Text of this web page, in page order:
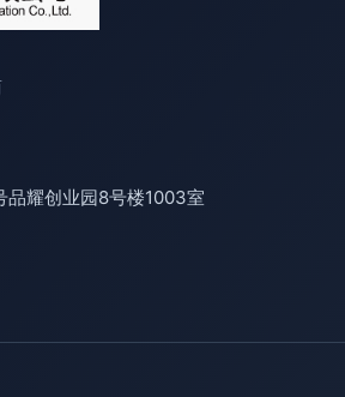
品耀创业园8号楼1003室